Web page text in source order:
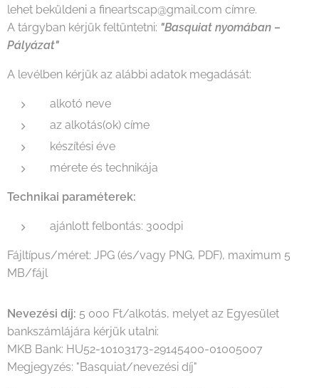
lehet beküldeni a fineartscap@gmail.com címre.
A tárgyban kérjük feltüntetni: "Basquiat nyomában –
Pályázat"
A levélben kérjük az alábbi adatok megadását:
alkotó neve
az alkotás(ok) címe
készítési éve
mérete és technikája
Technikai paraméterek:
ajánlott felbontás: 300dpi
Fájltípus/méret: JPG (és/vagy PNG, PDF), maximum 5
MB/fájl
Nevezési díj: 5 000 Ft/alkotás, melyet az Egyesület
bankszámlájára kérjük utalni:
MKB Bank: HU52-10103173-29145400-01005007
Megjegyzés: "Basquiat/nevezési díj"